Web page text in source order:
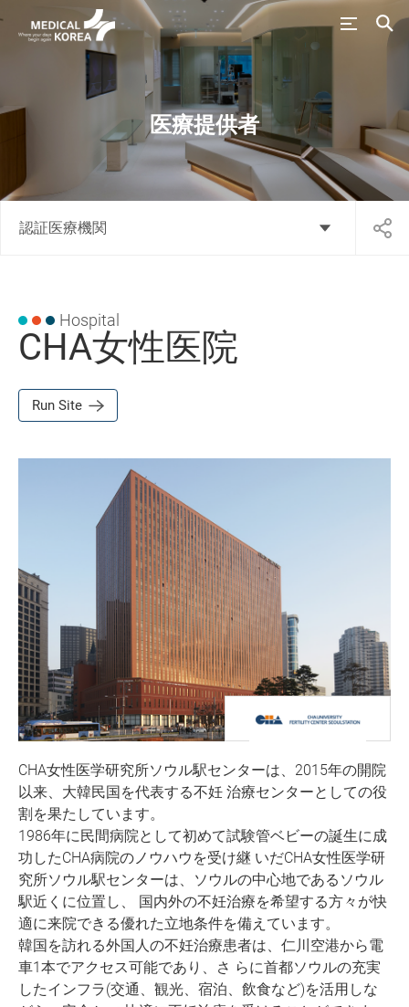
医療提供者
認証医療機関
Hospital
CHA女性医院
Run Site
CHA女性医学研究所ソウル駅センターは、2015年の開院
以来、大韓民国を代表する不妊 治療センターとしての役
割を果たしています。
1986年に民間病院として初めて試験管ベビーの誕生に成
功したCHA病院のノウハウを受け継 いだCHA女性医学研
究所ソウル駅センターは、ソウルの中心地であるソウル
駅近くに位置し、 国内外の不妊治療を希望する方々が快
適に来院できる優れた立地条件を備えています。
韓国を訪れる外国人の不妊治療患者は、仁川空港から電
車1本でアクセス可能であり、さ らに首都ソウルの充実
したインフラ(交通、観光、宿泊、飲食など)を活用しな